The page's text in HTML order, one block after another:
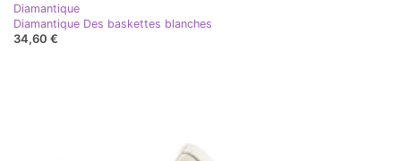
Diamantique
Diamantique Des baskettes blanches
34,60 €